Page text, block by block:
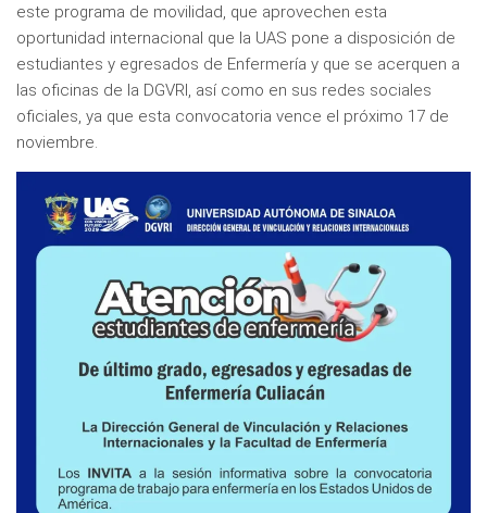
este programa de movilidad, que aprovechen esta
oportunidad internacional que la UAS pone a disposición de
estudiantes y egresados de Enfermería y que se acerquen a
las oficinas de la DGVRI, así como en sus redes sociales
oficiales, ya que esta convocatoria vence el próximo 17 de
noviembre.